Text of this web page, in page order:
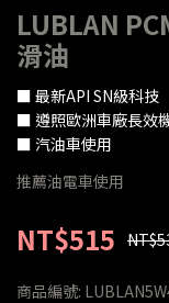
LUBLAN
滑油
■ 最新API SN級科技
■ 遵照歐洲車廠長效
■ 汽油車使用
推薦油電車使用
NT$515
商品編號: